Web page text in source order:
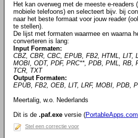
Het kan overweg met de meeste e-readers
mobiele telefoons) en selecteert bijv. bij
naar het beste formaat voor jouw reader
te stellen).
De lijst met formaten waarmee en waarna
converteren is lang:
Input Formaten:
CBZ, CBR, CBC, EPUB, FB2, HTML, LIT,
MOBI, ODT, PDF, PRC**, PDB, PML, RB,
TCR, TXT
Output Formaten:
EPUB, FB2, OEB, LIT, LRF, MOBI, PDB,
Meertalig, w.o. Nederlands
Dit is de .paf.exe versie (PortableApps.com
Stel een correctie voor